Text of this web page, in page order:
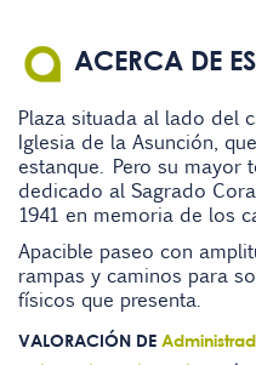
ACERCA DE
Plaza situada al lado del
Iglesia de la Asunción,
estanque. Pero su mayor
dedicado al Sagrado
1941 en memoria de los
Apacible paseo con
rampas y caminos para
físicos que presenta.
VALORACIÓN DE